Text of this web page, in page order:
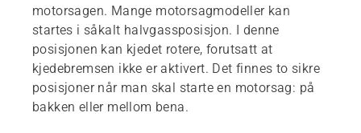
motorsagen. Mange motorsagmodeller kan
startes i såkalt halvgassposisjon. I denne
posisjonen kan kjedet rotere, forutsatt at
kjedebremsen ikke er aktivert. Det finnes to sikre
posisjoner når man skal starte en motorsag: på
bakken eller mellom bena.